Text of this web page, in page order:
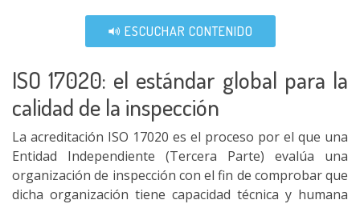
ESCUCHAR CONTENIDO
ISO 17020: el estándar global para la
calidad de la inspección
La acreditación ISO 17020 es el proceso por el que una
Entidad Independiente (Tercera Parte) evalúa una
organización de inspección con el fin de comprobar que
dicha organización tiene capacidad técnica y humana